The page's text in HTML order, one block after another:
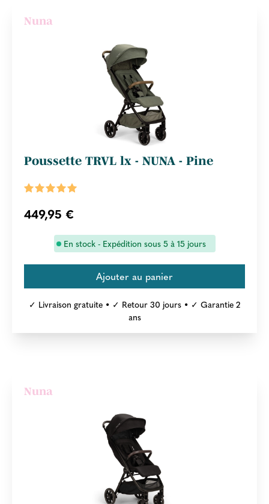
Nuna
Poussette TRVL lx - NUNA - Pine
449,95 €
En stock - Expédition sous 5 à 15 jours
✓ Livraison gratuite • ✓ Retour 30 jours • ✓ Garantie 2
ans
Nuna